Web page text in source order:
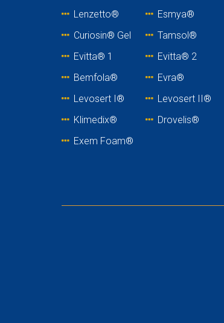
Lenzetto®
Esmya®
Curiosin® Gel
Tamsol®
Evitta® 1
Evitta® 2
Bemfola®
Evra®
Levosert I®
Levosert II®
Klimedix®
Drovelis®
Exem Foam®